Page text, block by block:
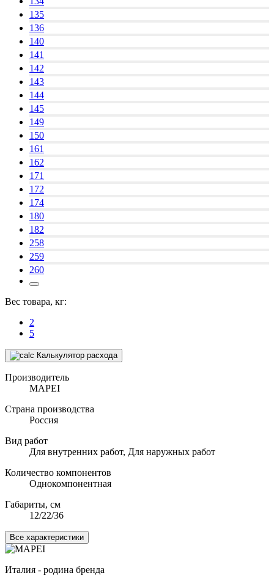
135
136
140
141
142
143
144
145
149
150
161
162
171
172
174
180
182
258
259
260
Вес товара, кг:
2
5
Калькулятор расхода
Производитель
MAPEI
Страна производства
Россия
Вид работ
Для внутренних работ, Для наружных работ
Количество компонентов
Однокомпонентная
Габариты, см
12/22/36
Все характеристики
Италия - родина бренда